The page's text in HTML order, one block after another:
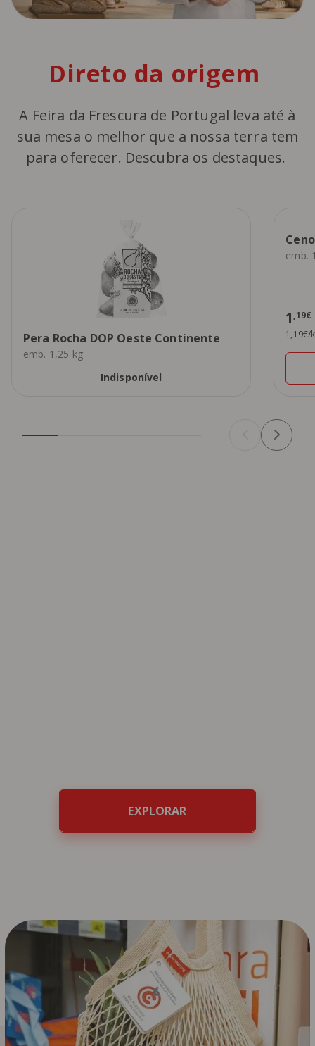
Direto da origem
A Feira da Frescura de Portugal leva até à
sua mesa o melhor que a nossa terra tem
para oferecer. Descubra os destaques.
Pera Rocha DOP Oeste Continente
emb. 1,25 kg
Indisponível
emb.
1 ,19€
1,19€/
EXPLORAR